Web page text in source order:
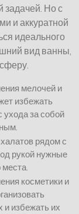
задачей. Но с
и аккуратной
идеального
вид ванны,
мелочей и
избежать
за собой
рядом с
рукой нужные
косметики и
и избежать их